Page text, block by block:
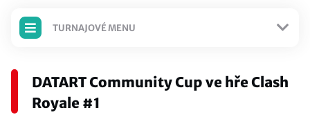
TURNAJOVÉ MENU
Detail turnaje
DATART Community Cup ve hře Clash
Royale #1